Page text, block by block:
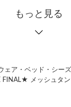
もっと見る
ェア・ベッド・シー
FINAL★ メッシュタ